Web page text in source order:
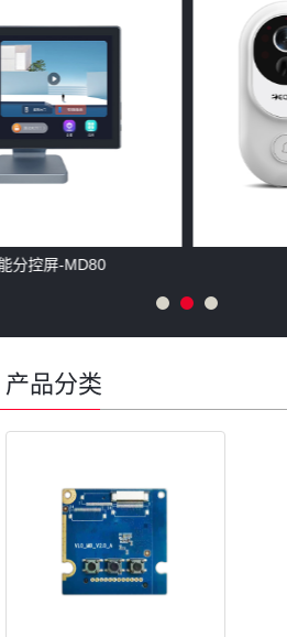
咚Mini3/A30
产品分类